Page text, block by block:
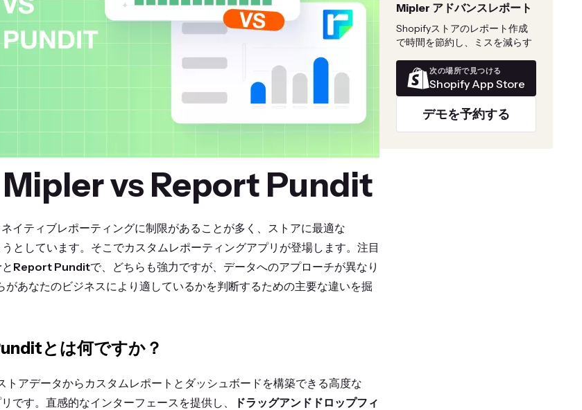
Mipler vs Report Pundit
イティブレポーティングに制限があることが多く、ストアに最適な
としています。そこでカスタムレポーティングアプリが登場します。注目
と Report Punditで、どちらも強力ですが、データへのアプローチが異なり
があなたのビジネスにより適しているかを判断するための主要な違いを掘
とは何ですか？
トアデータからカスタムレポートとダッシュボードを構築できる高度な
です。直感的なインターフェースを提供し、
ドラッグアンドドロップフィ
Mipler アドバンスレポート
Shopifyストアのレポート作成
で時間を節約し、ミスを減らす
次の場所で見つける
Shopify App Store
デモを予約する